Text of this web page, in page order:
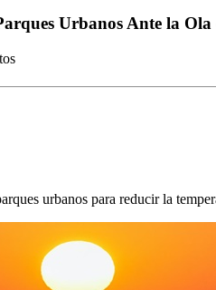
Urbanos Ante la
urbanos para reducir la